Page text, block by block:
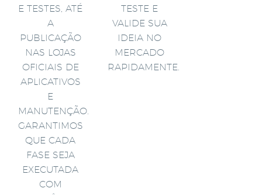
E TESTES, ATÉ
A
PUBLICAÇÃO
NAS LOJAS
OFICIAIS DE
APLICATIVOS
E
MANUTENÇÃO.
GARANTIMOS
QUE CADA
FASE SEJA
EXECUTADA
COM
TESTE E
VALIDE SUA
IDEIA NO
MERCADO
RAPIDAMENTE.